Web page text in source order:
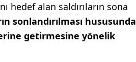
hedef alan saldırıların sona
sonlandırılması hususunda
getirmesine yönelik